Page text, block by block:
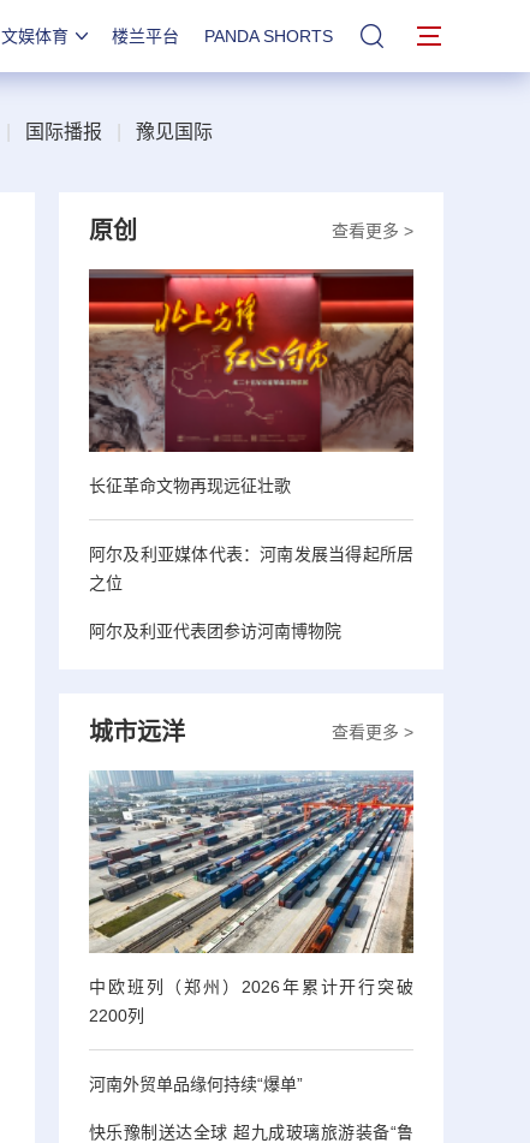
文娱体育 楼兰平台 PANDA SHORTS 站内搜索
国际播报 豫见国际
查看更多 >
原创
长征革命文物再现远征壮歌
阿尔及利亚媒体代表：河南发展当得起所居
之位
阿尔及利亚代表团参访河南博物院
查看更多 >
城市远洋
中欧班列（郑州）2026年累计开行突破
2200列
河南外贸单品缘何持续“爆单”
快乐豫制送达全球 超九成玻璃旅游装备“鲁